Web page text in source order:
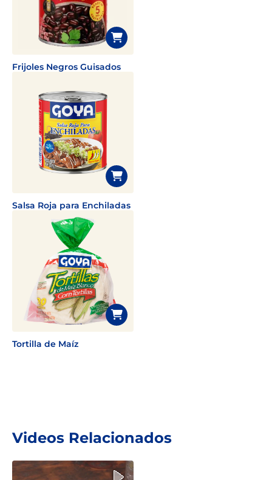
Frijoles Negros Guisados
Salsa Roja para Enchiladas
Tortilla de Maíz
Videos Relacionados